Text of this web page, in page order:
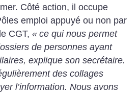
Côté action, il occupe
emploi appuyé ou non par
CGT,« ce qui nous permet
de personnes ayant
explique son secrétaire.
des collages
l’information. Nous avons